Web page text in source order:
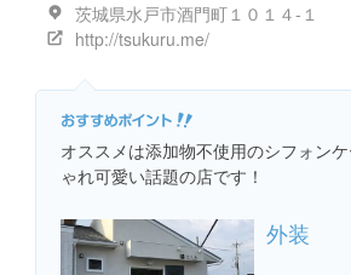
茨城県水戸市酒門町１０１４-１
http://tsukuru.me/
オススメは添加物不使用のシフォン
ゃれ可愛い話題の店です！
外装